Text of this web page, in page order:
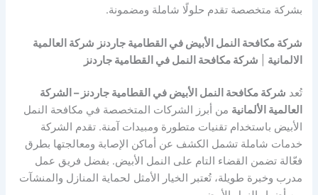
بشركة متخصصة تقدم حلولًا شاملة ومضمونة.
شركة مكافحة النمل الأبيض في القطامية جاردنز شركة العالمية
الالمانية
شركة مكافحة النمل في القطامية جاردنز
تُعد شركة مكافحة النمل الأبيض في القطامية جاردنز – الشركة
العالمية الألمانية من أبرز الشركات المتخصصة في مكافحة النمل
الأبيض باستخدام تقنيات متطورة ومبيدات آمنة. تقدم الشركة
خدمات شاملة تشمل الكشف عن أماكن الإصابة ومعالجتها بطرق
فعّالة تضمن القضاء التام على النمل الأبيض. بفضل فريق عمل
مدرب وخبرة طويلة، تُعتبر الخيار الأمثل لحماية المنازل والمنشآت